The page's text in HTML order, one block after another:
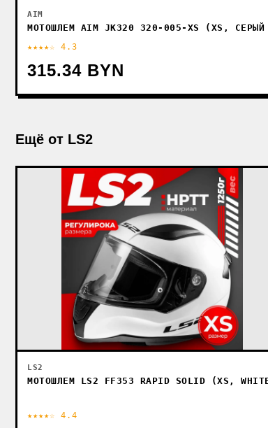
AIM
МОТОШЛЕМ AIM JK320 320-005-XS (XS, СЕРЫЙ
★★★★☆ 4.3
315.34 BYN
Ещё от LS2
LS2
МОТОШЛЕМ LS2 FF353 RAPID SOLID (XS,
★★★★☆ 4.4